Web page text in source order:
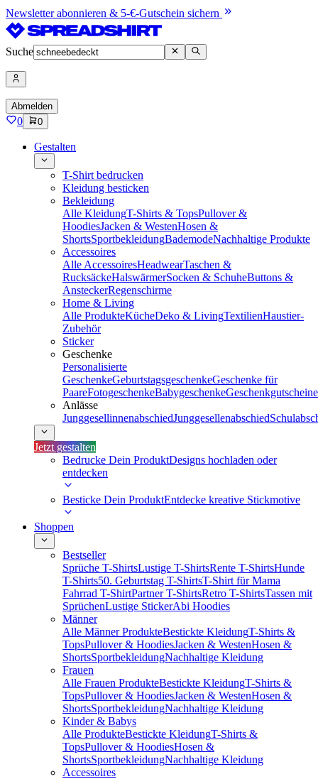
Newsletter abonnieren & 5-€-Gutschein sichern
Suche
Abmelden
0 0
Gestalten
T-Shirt bedrucken
Kleidung besticken
Bekleidung
Alle KleidungT-Shirts & TopsPullover &
HoodiesJacken & WestenHosen &
ShortsSportbekleidungBademodeNachhaltige Produkte
Accessoires
Alle AccessoiresHeadwearTaschen &
RucksäckeHalswärmerSocken & SchuheButtons &
AnsteckerRegenschirme
Home & Living
Alle ProdukteKücheDeko & LivingTextilienHaustier-
Zubehör
Sticker
Geschenke
Personalisierte
GeschenkeGeburtstagsgeschenkeGeschenke für
PaareFotogeschenkeBabygeschenkeGeschenkgutscheine
Anlässe
JunggesellinnenabschiedJunggesellenabschied
Jetzt gestalten
Bedrucke Dein ProduktDesigns hochladen oder
entdecken
Besticke Dein ProduktEntdecke kreative Stickmotive
Shoppen
Bestseller
Sprüche T-ShirtsLustige T-ShirtsRente T-ShirtsHunde
T-Shirts50. Geburtstag T-ShirtsT-Shirt für Mama
Fahrrad T-ShirtPartner T-ShirtsRetro T-ShirtsTassen mit
SprüchenLustige StickerAbi Hoodies
Männer
Alle Männer ProdukteBestickte KleidungT-Shirts &
TopsPullover & HoodiesJacken & WestenHosen &
ShortsSportbekleidungNachhaltige Kleidung
Frauen
Alle Frauen ProdukteBestickte KleidungT-Shirts &
TopsPullover & HoodiesJacken & WestenHosen &
ShortsSportbekleidungNachhaltige Kleidung
Kinder & Babys
Alle ProdukteBestickte KleidungT-Shirts &
TopsPullover & HoodiesHosen &
ShortsSportbekleidungNachhaltige Kleidung
Accessoires